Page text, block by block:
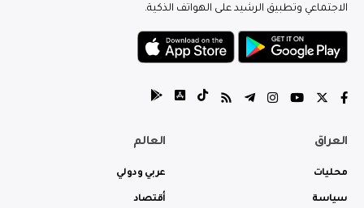
الاجتماعي وتطبيق الرشيد على الهواتف الذكية.
العراق
محليات
سياسة
العالم
عربي ودولي
أقتصاد